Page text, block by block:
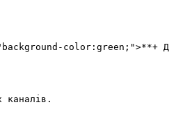
color:green;">**+
каналів.